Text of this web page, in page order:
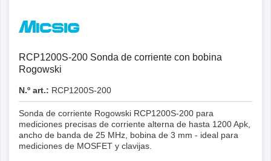
RCP1200S-200 Sonda de corriente con bobina
Rogowski
N.º art.: RCP1200S-200
Sonda de corriente Rogowski RCP1200S-200 para
mediciones precisas de corriente alterna de hasta 1200 Apk,
ancho de banda de 25 MHz, bobina de 3 mm - ideal para
mediciones de MOSFET y clavijas.